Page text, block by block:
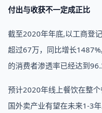
付出与收获不一定成正比
截至2020年年底,以工商登
超过67万，同比增长
的消费者渗透率已经达到
预计2020年线上餐饮在整
国外卖产业有望在未来1-3